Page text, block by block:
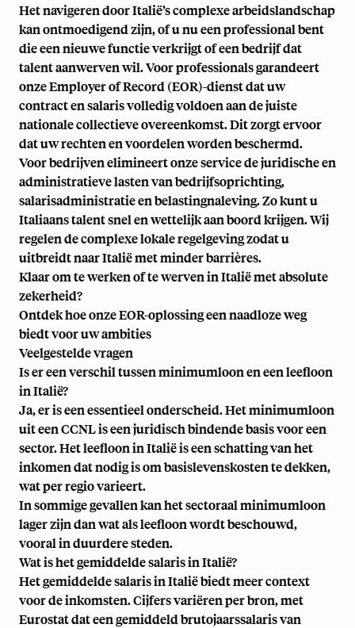
Het navigeren door Italië’s complexe arbeidslandschap
kan ontmoedigend zijn, of u nu een professional bent
die een nieuwe functie verkrijgt of een bedrijf dat
talent aanwerven wil. Voor professionals garandeert
onzeEmployer of Record (EOR)-dienst dat uw
contract en salaris volledig voldoen aan de juiste
nationale collectieve overeenkomst. Dit zorgt ervoor
dat uw rechten en voordelen worden beschermd.
Voor bedrijven elimineert onze service de juridische en
administratieve lasten van bedrijfsoprichting,
salarisadministratie en belastingnaleving. Zo kunt u
Italiaans talent snel en wettelijk aan boord krijgen. Wij
regelen de complexe lokale regelgeving zodat u
uitbreidt naar Italiëmet minder barrières.
Klaar om te werken of te werven in Italië met absolute
zekerheid?
Ontdek hoe onze EOR-oplossing een naadloze weg
biedt voor uw ambities
Veelgestelde vragen
Is er een verschil tussen minimumloon en een leefloon
in Italië?
Ja, er is een essentieel onderscheid. Het minimumloon
uit een CCNL is een juridisch bindende basis voor een
sector. Het leefloon in Italië is een schatting van het
inkomen dat nodig is om basislevenskosten te dekken,
wat per regio varieert.
In sommige gevallen kan het sectoraal minimumloon
lager zijn dan wat als leefloon wordt beschouwd,
vooral in duurdere steden.
Wat is het gemiddelde salaris in Italië?
Het gemiddelde salaris in Italië biedt meer context
voor de inkomsten. Cijfers variëren per bron, met
Eurostat dat een gemiddeld brutojaarssalaris van